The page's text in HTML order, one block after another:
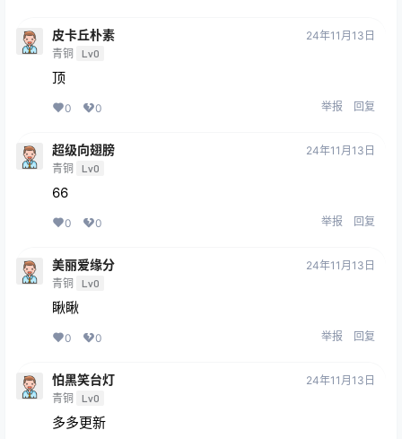
皮卡丘朴素
青铜 Lv0
24年11月13日
顶
0 0 举报 回复
超级向翅膀
青铜 Lv0
24年11月13日
66
0 0 举报 回复
美丽爱缘分
青铜 Lv0
24年11月13日
瞅瞅
0 0 举报 回复
怕黑笑台灯
青铜 Lv0
24年11月13日
多多更新